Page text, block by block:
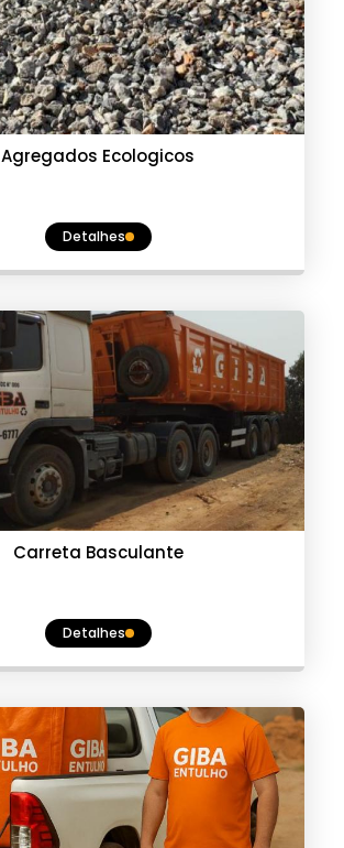
Agregados Ecologicos
Detalhes
Carreta Basculante
Detalhes